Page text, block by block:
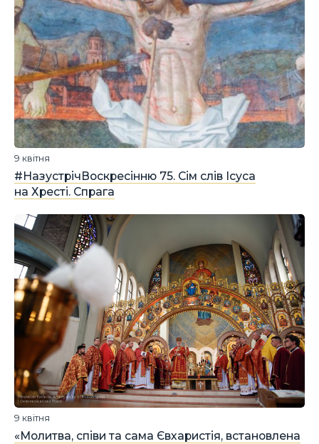
#НазустрічВоскресінню 75. Сім слів Ісуса
на Хресті. Спрага
9 квітня
«Молитва, співи та сама Євхаристія, встановлена
9 квітня